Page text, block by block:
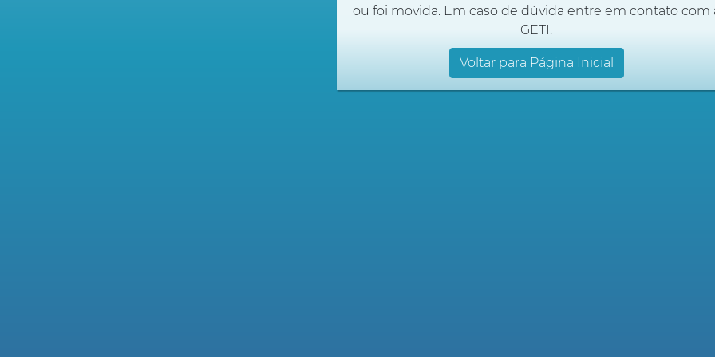
ou foi movida. Em caso de dúvida entre em contato com
GETI.
Voltar para Página Inicial